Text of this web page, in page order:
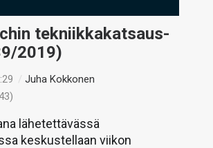
tekniikkakatsaus-
2019)
/Juha Kokkonen
lähetettävässä
keskustellaan viikon